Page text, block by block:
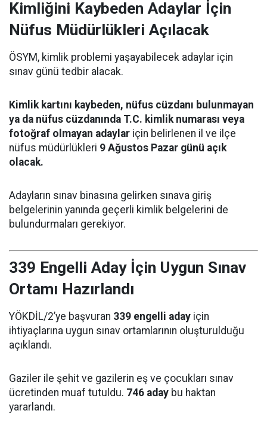
Kimliğini Kaybeden Adaylar İçin
Nüfus Müdürlükleri Açılacak
ÖSYM, kimlik problemi yaşayabilecek adaylar için
sınav günü tedbir alacak.
Kimlik kartını kaybeden, nüfus cüzdanı bulunmayan
ya da nüfus cüzdanında T.C. kimlik numarası veya
fotoğraf olmayan adaylar için belirlenen il ve ilçe
nüfus müdürlükleri 9 Ağustos Pazar günü açık
olacak.
Adayların sınav binasına gelirken sınava giriş
belgelerinin yanında geçerli kimlik belgelerini de
bulundurmaları gerekiyor.
339 Engelli Aday İçin Uygun Sınav
Ortamı Hazırlandı
YÖKDİL/2’ye başvuran 339 engelli aday için
ihtiyaçlarına uygun sınav ortamlarının oluşturulduğu
açıklandı.
Gaziler ile şehit ve gazilerin eş ve çocukları sınav
ücretinden muaf tutuldu. 746 aday bu haktan
yararlandı.